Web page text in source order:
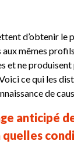
d’obtenir le
aux mêmes
et ne
ce qui les
de
anticipé
quelles